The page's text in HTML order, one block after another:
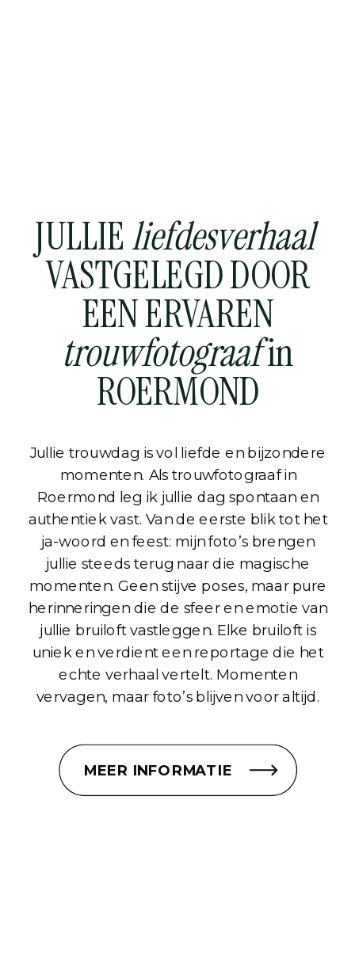
JULLIEliefdesverhaal
VASTGELEGD DOOR
EEN ERVAREN
trouwfotograafin
ROERMOND
Jullie trouwdag is vol liefde en bijzondere
momenten. Als trouwfotograaf in
Roermond leg ik jullie dag spontaan en
authentiek vast. Van de eerste blik tot het
ja-woord en feest: mijn foto’s brengen
jullie steeds terug naar die magische
momenten. Geen stijve poses, maar pure
herinneringen die de sfeer en emotie van
jullie bruiloft vastleggen. Elke bruiloft is
uniek en verdient een reportage die het
echte verhaal vertelt. Momenten
vervagen, maar foto’s blijven voor altijd.
MEER INFORMATIE